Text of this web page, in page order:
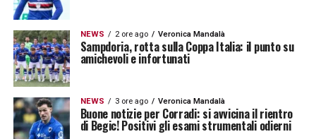
statistici positivi non finiscono qui: miglior
attacco (36 reti all’attivo) e tra le cinque
migliori difese del campionato (19 reti
subite). Anche se mancano ancora dodici
estenuanti turni prima della conclusione della
regular season, è giusto rendere onore
NEWS 2 ore ago Veronica Mandalà
Sampdoria, rotta sulla Coppa Italia: il punto su
amichevoli e infortunati
NEWS 3 ore ago Veronica Mandalà
Buone notizie per Corradi: si avvicina il rientro
di Begic! Positivi gli esami strumentali odierni